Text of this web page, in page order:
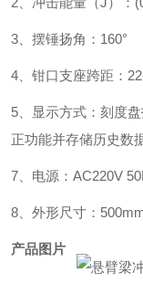
3、摆锤扬角：160°
4、钳口支座跨距：
5、显示方式：刻度
正功能并存储历史数
7、电源：AC220V
8、外形尺寸：
产品图片